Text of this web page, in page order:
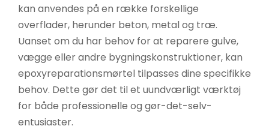
kan anvendes på en række forskellige
overflader, herunder beton, metal og træ.
Uanset om du har behov for at reparere gulve,
vægge eller andre bygningskonstruktioner, kan
epoxyreparationsmørtel tilpasses dine specifikke
behov. Dette gør det til et uundværligt værktøj
for både professionelle og gør-det-selv-
entusiaster.